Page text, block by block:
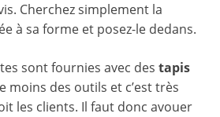
Cherchez simplement la
à sa forme et posez-le dedans.
sont fournies avec des tapis
moins des outils et c’est très
les clients. Il faut donc avouer